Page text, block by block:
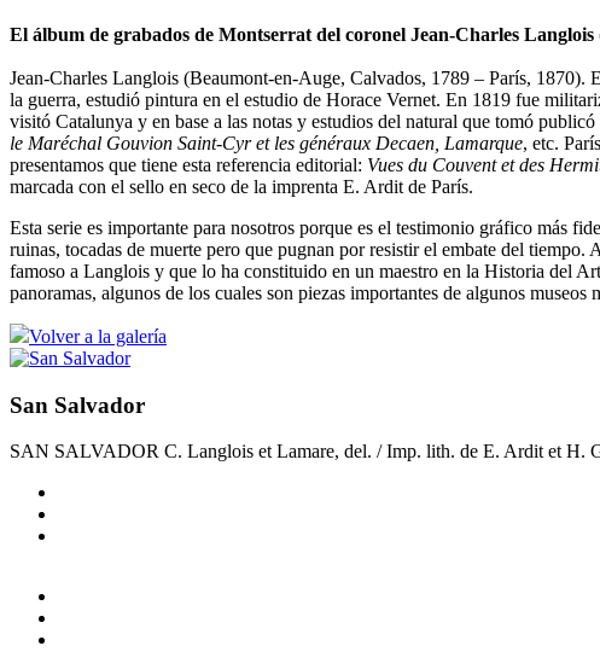
El álbum de grabados de Montserrat del coronel Jean-Charles Langlois
Jean-Charles Langlois (Beaumont-en-Auge, Calvados, 1789 – París,
la guerra, estudió pintura en el estudio de Horace Vernet. En 1819 fue
visitó Catalunya y en base a las notas y estudios del natural que tomó publicó
le Maréchal Gouvion Saint-Cyr et les généraux Decaen, Lamarque, etc.
presentamos que tiene esta referencia editorial: Vues du Couvent et des
marcada con el sello en seco de la imprenta E. Ardit de París.
Esta serie es importante para nosotros porque es el testimonio gráfico más
ruinas, tocadas de muerte pero que pugnan por resistir el embate del
famoso a Langlois y que lo ha constituido en un maestro en la Historia del
panoramas, algunos de los cuales son piezas importantes de algunos
Volver a la galería
San Salvador
SAN SALVADOR C. Langlois et Lamare, del. / Imp. lith. de E. Ardit et H.